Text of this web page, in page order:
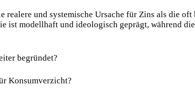
realere und systemische Ursache für Zins als die
ist modellhaft und ideologisch geprägt, während
begründet?
Konsumverzicht?